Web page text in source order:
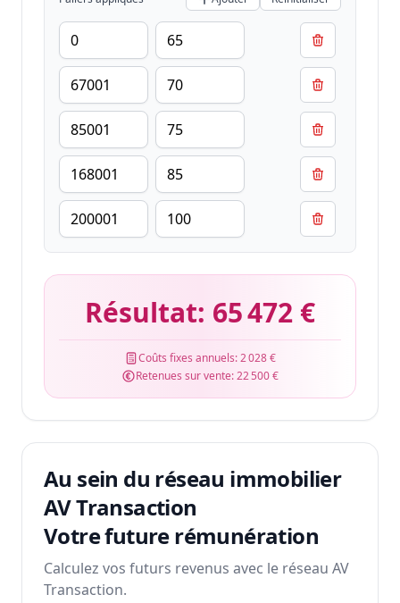
Résultat: 65 472 €
Coûts fixes annuels:2 028 €
Retenues sur vente:22 500 €
Au sein du réseau immobilier
AV Transaction
Votre future rémunération
Calculez vos futurs revenus avec le réseau AV
Transaction.